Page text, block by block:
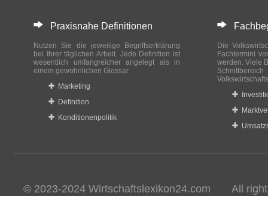
Praxisnahe Definitionen
Nutzen Sie die jeweilige Begriffserklärung
bei Ihrer täglichen Arbeit. Jede Definition ist
wesentlich umfangreicher angelegt als in
einem gewöhnlichen Glossar.
Marketing
Definition
Konditionenpolitik
Die
Fachtermini
werden. Viele
© 2023-2024 Wirtschaftslexikon24.com All